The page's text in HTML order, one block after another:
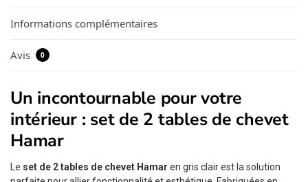
Informations complémentaires
Avis 0
Un incontournable pour votre
intérieur : set de 2 tables de chevet
Hamar
Le set de 2 tables de chevet Hamar en gris clair est la solution